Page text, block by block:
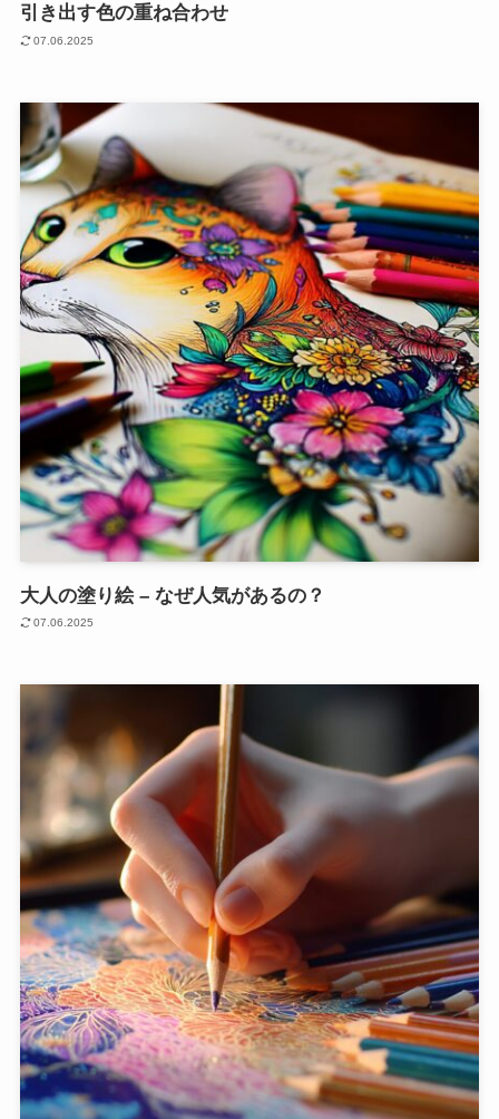
引き出す色の重ね合わせ
07.06.2025
大人の塗り絵 – なぜ人気があるの？
07.06.2025